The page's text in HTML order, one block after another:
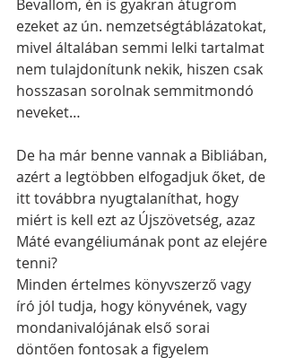
Bevallom, én is gyakran átugrom
ezeket az ún. nemzetségtáblázatokat,
mivel általában semmi lelki tartalmat
nem tulajdonítunk nekik, hiszen csak
hosszasan sorolnak semmitmondó
neveket…
De ha már benne vannak a Bibliában,
azért a legtöbben elfogadjuk őket, de
itt továbbra nyugtalaníthat, hogy
miért is kell ezt az Újszövetség, azaz
Máté evangéliumának pont az elejére
tenni?
Minden értelmes könyvszerző vagy
író jól tudja, hogy könyvének, vagy
mondanivalójának első sorai
döntően fontosak a figyelem